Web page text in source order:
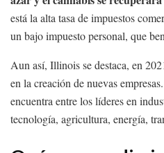
está la alta tasa de impuestos
un bajo impuesto personal, que
Aun así, Illinois se destaca, en
en la creación de nuevas
encuentra entre los líderes en
tecnología, agricultura, energía,